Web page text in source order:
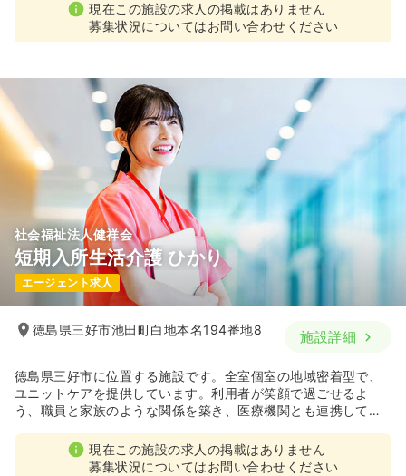
現在この施設の求人の掲載はありません
募集状況についてはお問い合わせください
社会福祉法人健祥会
短期入所生活介護 ひかり
エージェント求人
徳島県三好市池田町白地本名194番地8 施設詳細
徳島県三好市に位置する施設です。全室個室の地域密着型で、
ユニットケアを提供しています。利用者が笑顔で過ごせるよ
う、職員と家族のような関係を築き、医療機関とも連携して介
現在この施設の求人の掲載はありません
募集状況についてはお問い合わせください